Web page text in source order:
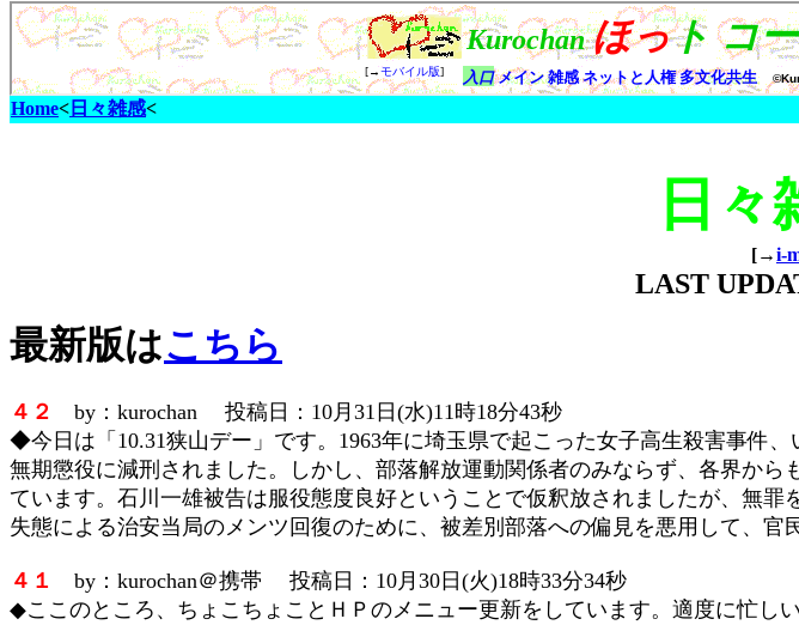
Home< 日々雑感<
日々
[→i-
LAST
最新版はこちら
４２
by：kurochan 投稿日：10月31日(水)11時18分43秒
◆今日は「10.31狭山デー」です。1963年に埼玉県で起こった女子高生殺害事件
無期懲役に減刑されました。しかし、部落解放運動関係者のみならず、各界か
ています。石川一雄被告は服役態度良好ということで仮釈放されましたが、無
失態による治安当局のメンツ回復のために、被差別部落への偏見を悪用して、官
４１
by：kurochan＠携帯 投稿日：10月30日(火)18時33分34秒
◆ここのところ、ちょこちょことＨＰのメニュー更新をしています。適度に忙し